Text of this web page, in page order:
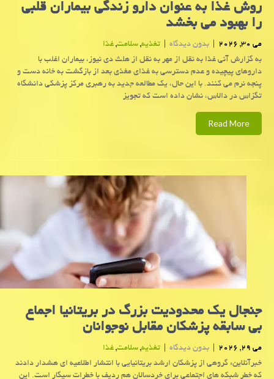
روش غذا به عنوان دارو زندگی بیماران قلبی
را بهبود می بخشد
می 30, 2026 | بدون دیدگاه | تغذیه,سلامت,غذا
به گزارش آنی غذا به نقل از مهر به نقل از هلث دی نیوز، بیماران اغلب با
داروهای پیچیده و عدم دسترسی به غذای مغذی بعد از بازگشت به خانه دست و
پنجه نرم می کنند. با این حال، یک مطالعه جدید به رهبری مرکز پزشکی دانشگاه
تگزاس در دالاس، نشان داده است که تجویز
Read More
جنجال یک محدودیت بزرگ در بریتانیا اجماع
بی سابقه پزشکان مقابل نوجوانان
می 29, 2026 | بدون دیدگاه | تغذیه,سلامت,غذا
خبرآنلاین: گروهی از پزشکان ارشد بریتانیایی با انتشار اطلاعیه ای هشدار دادند
که خطر شبکه های اجتماعی برای خردسالان هم ردیف با خطرات سیگار است. این